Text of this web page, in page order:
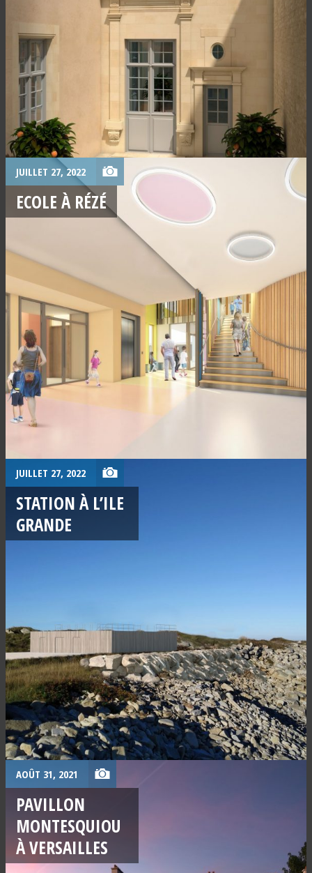
JUILLET 27, 2022
ECOLE À RÉZÉ
JUILLET 27, 2022
STATION À L’ILE
GRANDE
AOÛT 31, 2021
PAVILLON
MONTESQUIOU
À VERSAILLES